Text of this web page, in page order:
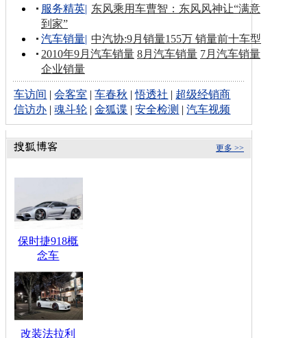
服务精英| 东风乘用车曹智：东风风神让“满意
到家”
汽车销量| 中汽协:9月销量155万 销量前十车型
2010年9月汽车销量 8月汽车销量 7月汽车销量
企业销量
车访间 |会客室 |车春秋 |悟透社 | 超级经销商
信访办 |魂斗轮 |金狐谍 |安全检测 |汽车视频
更多 >>
保时捷918概
念车
改装法拉利